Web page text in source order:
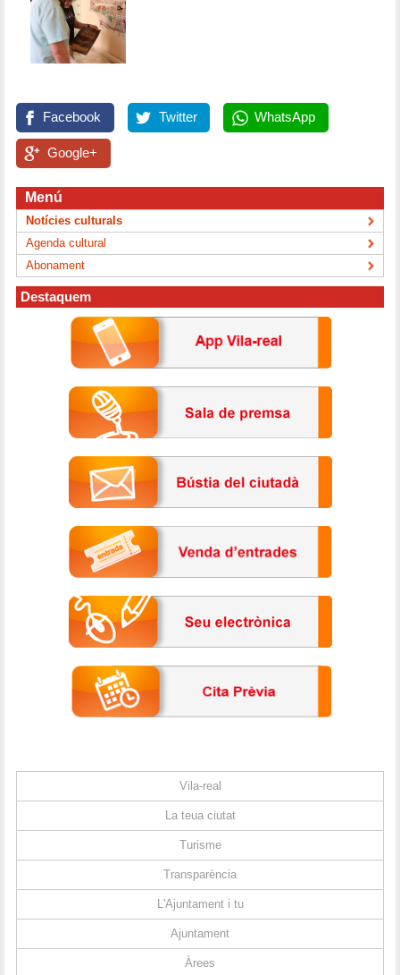
Facebook Twitter WhatsApp
Google+
Menú
Notícies culturals
Agenda cultural
Abonament
Destaquem
Vila-real
La teua ciutat
Turisme
Transparència
L'Ajuntament i tu
Ajuntament
Àrees